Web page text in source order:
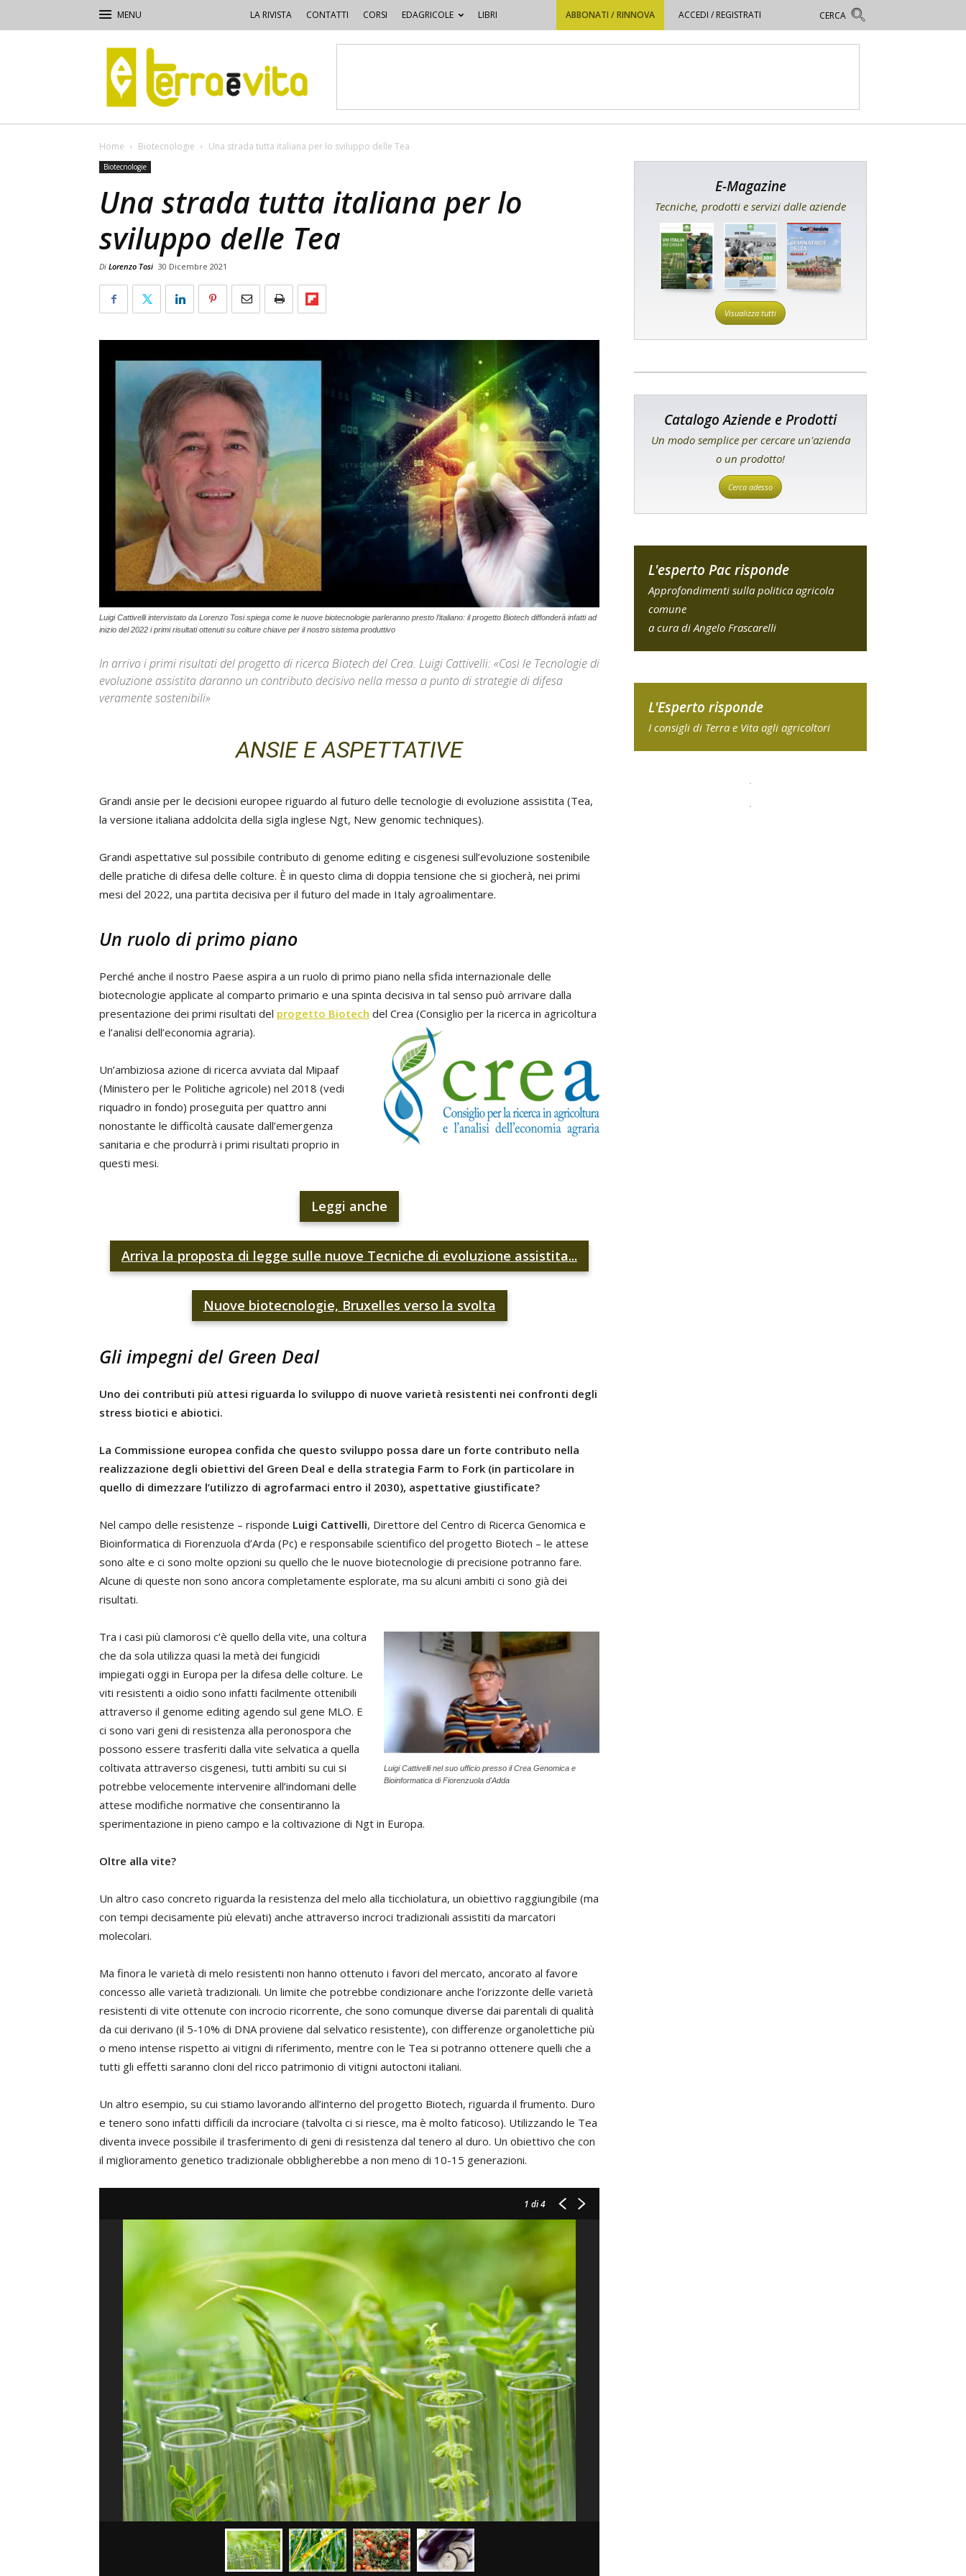
LA RIVISTA CONTATTI CORSI EDAGRICOLE LIBRI ABBONATI / RINNOVA ACCEDI / REGISTRATI
Terra
e
Vita
Home Biotecnologie Una strada tutta italiana per lo sviluppo delle Tea
Biotecnologie
Una strada tutta italiana per lo
sviluppo delle Tea
Di Lorenzo Tosi 30 Dicembre 2021
Luigi Cattivelli intervistato da Lorenzo Tosi spiega come le nuove biotecnologie parleranno presto l’italiano: il progetto Biotech diffonderà infatti ad
inizio del 2022 i primi risultati ottenuti su colture chiave per il nostro sistema produttivo
In arrivo i primi risultati del progetto di ricerca Biotech del Crea. Luigi Cattivelli: «Così le Tecnologie di
evoluzione assistita daranno un contributo decisivo nella messa a punto di strategie di difesa
veramente sostenibili»
ANSIE E ASPETTATIVE
Grandi ansie per le decisioni europee riguardo al futuro delle tecnologie di evoluzione assistita (Tea,
la versione italiana addolcita della sigla inglese Ngt, New genomic techniques).
Grandi aspettative sul possibile contributo di genome editing e cisgenesi sull’evoluzione sostenibile
delle pratiche di difesa delle colture. È in questo clima di doppia tensione che si giocherà, nei primi
mesi del 2022, una partita decisiva per il futuro del made in Italy agroalimentare.
Un ruolo di primo piano
Perché anche il nostro Paese aspira a un ruolo di primo piano nella sfida internazionale delle
biotecnologie applicate al comparto primario e una spinta decisiva in tal senso può arrivare dalla
presentazione dei primi risultati del progetto Biotech del Crea (Consiglio per la ricerca in agricoltura
e l’analisi dell’economia agraria).
Un’ambiziosa azione di ricerca avviata dal Mipaaf
(Ministero per le Politiche agricole) nel 2018 (vedi
riquadro in fondo) proseguita per quattro anni
nonostante le difficoltà causate dall’emergenza
sanitaria e che produrrà i primi risultati proprio in
questi mesi.
Leggi anche
Arriva la proposta di legge sulle nuove Tecniche di evoluzione assistita...
Nuove biotecnologie, Bruxelles verso la svolta
Gli impegni del Green Deal
Uno dei contributi più attesi riguarda lo sviluppo di nuove varietà resistenti nei confronti degli
stress biotici e abiotici.
La Commissione europea confida che questo sviluppo possa dare un forte contributo nella
realizzazione degli obiettivi del Green Deal e della strategia Farm to Fork (in particolare in
quello di dimezzare l’utilizzo di agrofarmaci entro il 2030), aspettative giustificate?
Nel campo delle resistenze – risponde Luigi Cattivelli, Direttore del Centro di Ricerca Genomica e
Bioinformatica di Fiorenzuola d’Arda (Pc) e responsabile scientifico del progetto Biotech – le attese
sono alte e ci sono molte opzioni su quello che le nuove biotecnologie di precisione potranno fare.
Alcune di queste non sono ancora completamente esplorate, ma su alcuni ambiti ci sono già dei
risultati.
Luigi Cattivelli nel suo ufficio presso il Crea Genomica e
Bioinformatica di Fiorenzuola d'Adda
Tra i casi più clamorosi c’è quello della vite, una coltura
che da sola utilizza quasi la metà dei fungicidi
impiegati oggi in Europa per la difesa delle colture. Le
viti resistenti a oidio sono infatti facilmente ottenibili
attraverso il genome editing agendo sul gene MLO. E
ci sono vari geni di resistenza alla peronospora che
possono essere trasferiti dalla vite selvatica a quella
coltivata attraverso cisgenesi, tutti ambiti su cui si
potrebbe velocemente intervenire all’indomani delle
attese modifiche normative che consentiranno la
sperimentazione in pieno campo e la coltivazione di Ngt in Europa.
Oltre alla vite?
Un altro caso concreto riguarda la resistenza del melo alla ticchiolatura, un obiettivo raggiungibile (ma
con tempi decisamente più elevati) anche attraverso incroci tradizionali assistiti da marcatori
molecolari.
Ma finora le varietà di melo resistenti non hanno ottenuto i favori del mercato, ancorato al favore
concesso alle varietà tradizionali. Un limite che potrebbe condizionare anche l’orizzonte delle varietà
resistenti di vite ottenute con incrocio ricorrente, che sono comunque diverse dai parentali di qualità
da cui derivano (il 5-10% di DNA proviene dal selvatico resistente), con differenze organolettiche più
o meno intense rispetto ai vitigni di riferimento, mentre con le Tea si potranno ottenere quelli che a
tutti gli effetti saranno cloni del ricco patrimonio di vitigni autoctoni italiani.
Un altro esempio, su cui stiamo lavorando all’interno del progetto Biotech, riguarda il frumento. Duro
e tenero sono infatti difficili da incrociare (talvolta ci si riesce, ma è molto faticoso). Utilizzando le Tea
diventa invece possibile il trasferimento di geni di resistenza dal tenero al duro. Un obiettivo che con
il miglioramento genetico tradizionale obbligherebbe a non meno di 10-15 generazioni.
1 di 4
E-Magazine
Tecniche, prodotti e servizi dalle aziende
Visualizza tutti
Catalogo Aziende e Prodotti
Un modo semplice per cercare un'azienda
o un prodotto!
Cerca adesso
L'esperto Pac risponde
Approfondimenti sulla politica agricola
comune
a cura di Angelo Frascarelli
L'Esperto risponde
I consigli di Terra e Vita agli agricoltori